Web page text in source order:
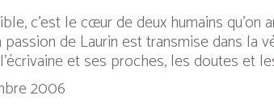
c’est le cœur de deux humains
passion de Laurin est transmise dans
et ses proches, les doutes et
2006